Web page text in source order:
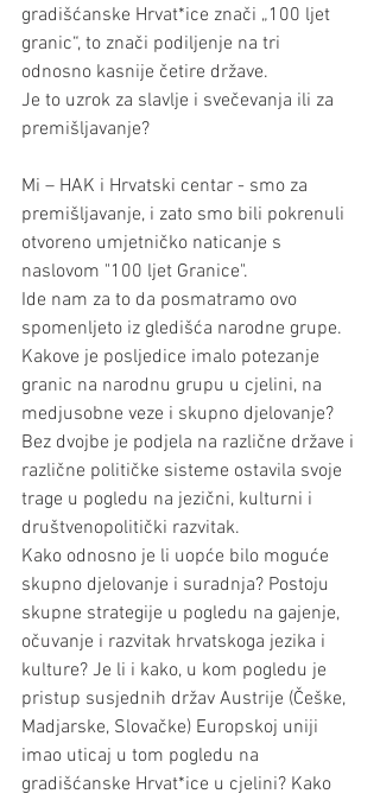
gradišćanske Hrvat*ice znači „100 ljet
granic“, to znači podiljenje na tri
odnosno kasnije četire države.
Je to uzrok za slavlje i svečevanja ili za
premišljavanje?
Mi – HAK i Hrvatski centar - smo za
premišljavanje, i zato smo bili pokrenuli
otvoreno umjetničko naticanje s
naslovom "100 ljet Granice".
Ide nam za to da posmatramo ovo
spomenljeto iz gledišća narodne grupe.
Kakove je posljedice imalo potezanje
granic na narodnu grupu u cjelini, na
medjusobne veze i skupno djelovanje?
Bez dvojbe je podjela na različne države i
različne političke sisteme ostavila svoje
trage u pogledu na jezični, kulturni i
društvenopolitički razvitak.
Kako odnosno je li uopće bilo moguće
skupno djelovanje i suradnja? Postoju
skupne strategije u pogledu na gajenje,
očuvanje i razvitak hrvatskoga jezika i
kulture? Je li i kako, u kom pogledu je
pristup susjednih držav Austrije (Češke,
Madjarske, Slovačke) Europskoj uniji
imao uticaj u tom pogledu na
gradišćanske Hrvat*ice u cjelini? Kako